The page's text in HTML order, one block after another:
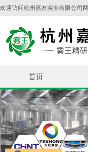
欢迎访问杭州嘉友实业有限公司网
首页